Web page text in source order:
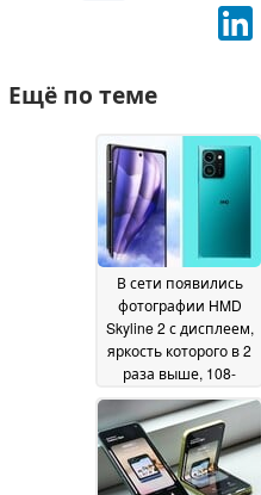
Ещё по теме
В сети появились
фотографии HMD
Skyline 2 с дисплеем,
яркость которого в 2
раза выше, 108-
мегапиксельной
камерой и
поддержкой Qi210
July 2026